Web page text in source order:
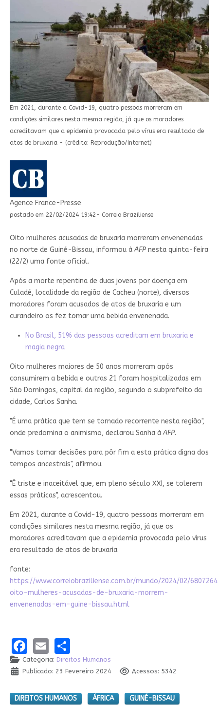
Em 2021, durante a Covid-19, quatro pessoas morreram em
condições similares nesta mesma região, já que os moradores
acreditavam que a epidemia provocada pelo vírus era resultado de
atos de bruxaria - (crédito: Reprodução/Internet)
Agence France-Presse
postado em 22/02/2024 19:42- Correio Braziliense
Oito mulheres acusadas de bruxaria morreram envenenadas
no norte de Guiné-Bissau, informou àAFPnesta quinta-feira
(22/2) uma fonte oficial.
Após a morte repentina de duas jovens por doença em
Culadé, localidade da região de Cacheu (norte), diversos
moradores foram acusados de atos de bruxaria e um
curandeiro os fez tomar uma bebida envenenada.
No Brasil, 51% das pessoas acreditam em bruxaria e
magia negra
Oito mulheres maiores de 50 anos morreram após
consumirem a bebida e outras 21 foram hospitalizadas em
São Domingos, capital da região, segundo o subprefeito da
cidade, Carlos Sanha.
"É uma prática que tem se tornado recorrente nesta região",
onde predomina o animismo, declarou Sanha àAFP.
"Vamos tomar decisões para pôr fim a esta prática digna dos
tempos ancestrais", afirmou.
"É triste e inaceitável que, em pleno século XXI, se tolerem
essas práticas", acrescentou.
Em 2021, durante a Covid-19, quatro pessoas morreram em
condições similares nesta mesma região, já que os
moradores acreditavam que a epidemia provocada pelo vírus
era resultado de atos de bruxaria.
fonte:
https://www.correiobraziliense.com.br/mundo/2024/02/
oito-mulheres-acusadas-de-bruxaria-morrem-
envenenadas-em-guine-bissau.html
Facebook
EmailShare
Categoria: Direitos Humanos
Publicado: 23 Fevereiro 2024
Acessos: 5342
DIREITOS HUMANOS ÁFRICA GUINÉ-BISSAU